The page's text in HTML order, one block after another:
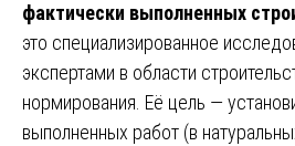
фактически выполненных
это специализированное
экспертами в области
нормирования. Её цель —
выполненных работ (в